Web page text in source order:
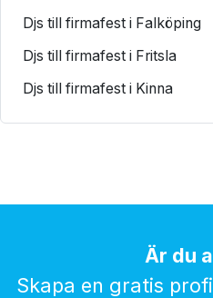
Djs till firmafest i Falköping
Djs till firmafest i Fritsla
Djs till firmafest i Kinna
Är du
Skapa en gratis